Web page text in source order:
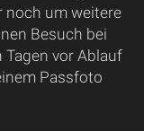
noch um weitere
Besuch bei
vor Ablauf
Passfoto